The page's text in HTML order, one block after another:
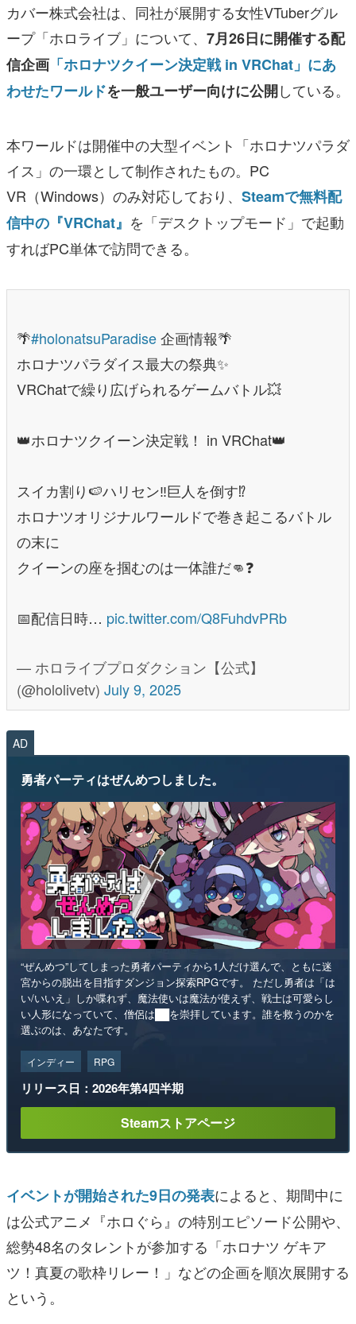
その他
電ファミニコゲーマーとは？
運営：株式会社マレ
カバー株式会社は、同社が展開する女性VTuberグル
ープ「ホロライブ」について、 7月26日に開催する配
信企画 「ホロナツクイーン決定戦 in VRChat」にあ
わせたワールドを一般ユーザー向けに公開している。
本ワールドは開催中の大型イベント「ホロナツパラダ
イス」の一環として制作されたもの。PC
VR（Windows）のみ対応しており、 Steamで無料配
信中の『VRChat』 を「デスクトップモード」で起動
すればPC単体で訪問できる。
🌴#holonatsuParadise企画情報🌴
ホロナツパラダイス最大の祭典✨
VRChatで繰り広げられるゲームバトル💥
👑ホロナツクイーン決定戦！ in VRChat👑
スイカ割り🍉ハリセン‼️巨人を倒す⁉️
ホロナツオリジナルワールドで巻き起こるバトル
の末に
クイーンの座を掴むのは一体誰だ👊❓
📅配信日時… pic.twitter.com/Q8FuhdvPRb
— ホロライブプロダクション【公式】
(@hololivetv) July 9, 2025
AD
勇者パーティはぜんめつしました。
“ぜんめつ”してしまった勇者パーティから1人だけ選んで、ともに迷
宮からの脱出を目指すダンジョン探索RPGです。 ただし勇者は「は
い/いいえ」しか喋れず、魔法使いは魔法が使えず、戦士は可愛らし
い人形になっていて、僧侶は██を崇拝しています。誰を救うのかを
選ぶのは、あなたです。
インディー RPG
リリース日：2026年第4四半期
Steamストアページ
イベントが開始された9日の発表によると、期間中に
は公式アニメ『ホロぐら』の特別エピソード公開や、
総勢48名のタレントが参加する「ホロナツ ゲキア
ツ！真夏の歌枠リレー！」などの企画を順次展開する
という。